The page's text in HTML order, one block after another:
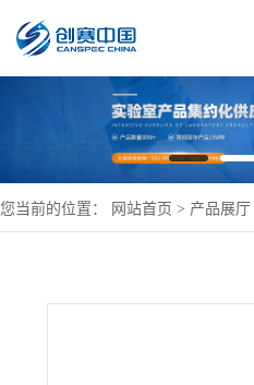
您当前的位置： 网站首页 > 产品展厅